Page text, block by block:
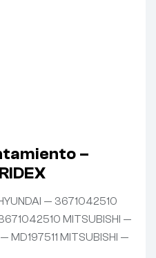
–
— 3671042510
MITSUBISHI —
MD197511 MITSUBISHI —